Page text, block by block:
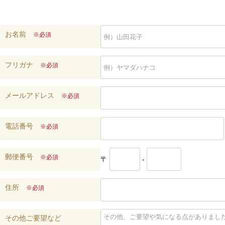
お名前 ※必須
フリガナ ※必須
メールアドレス ※必須
電話番号 ※必須
郵便番号 ※必須 〒 -
住所 ※必須
その他ご要望など